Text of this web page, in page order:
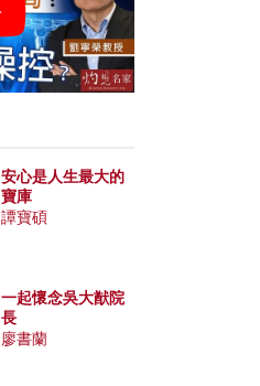
安心是人生最大的
寶庫
譚寶碩
一起懷念吳大猷院
長
廖書蘭